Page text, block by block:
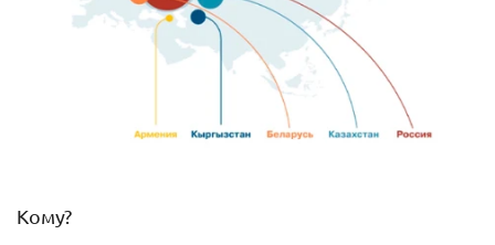
Кому?